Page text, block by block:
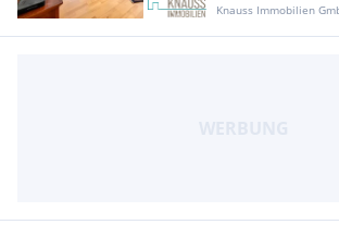
Knauss Immobilien